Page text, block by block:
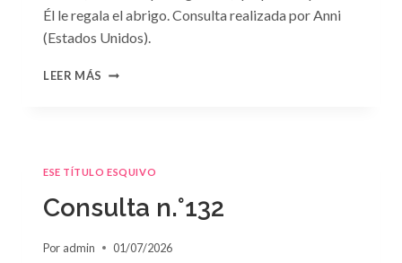
Él le regala el abrigo. Consulta realizada por Anni
(Estados Unidos).
LEER MÁS CONSULTA
ESE TÍTULO ESQUIVO
Consulta n.°132
Por admin 01/07/2026